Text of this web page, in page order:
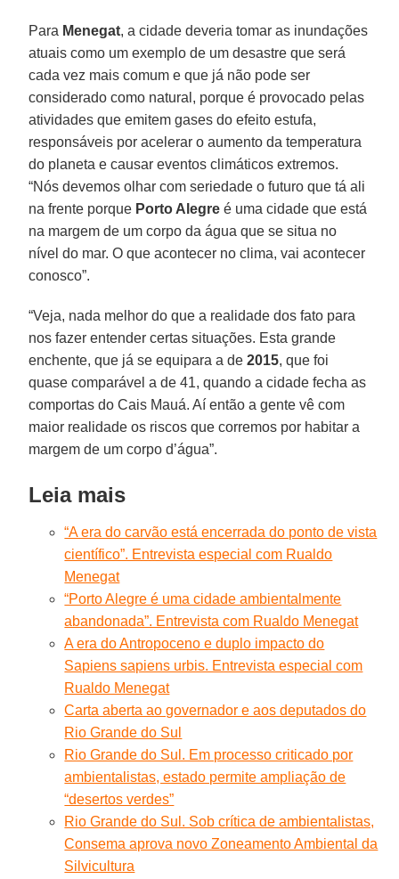
Para Menegat, a cidade deveria tomar as inundações
atuais como um exemplo de um desastre que será
cada vez mais comum e que já não pode ser
considerado como natural, porque é provocado pelas
atividades que emitem gases do efeito estufa,
responsáveis por acelerar o aumento da temperatura
do planeta e causar eventos climáticos extremos.
“Nós devemos olhar com seriedade o futuro que tá ali
na frente porque Porto Alegre é uma cidade que está
na margem de um corpo da água que se situa no
nível do mar. O que acontecer no clima, vai acontecer
conosco”.
“Veja, nada melhor do que a realidade dos fato para
nos fazer entender certas situações. Esta grande
enchente, que já se equipara a de2015, que foi
quase comparável a de 41, quando a cidade fecha as
comportas do Cais Mauá. Aí então a gente vê com
maior realidade os riscos que corremos por habitar a
margem de um corpo d’água”.
Leia mais
“A era do carvão está encerrada do ponto de vista
científico”. Entrevista especial com Rualdo
Menegat
“Porto Alegre é uma cidade ambientalmente
abandonada”. Entrevista com Rualdo Menegat
A era do Antropoceno e duplo impacto do
Sapiens sapiens urbis. Entrevista especial com
Rualdo Menegat
Carta aberta ao governador e aos deputados do
Rio Grande do Sul
Rio Grande do Sul. Em processo criticado por
ambientalistas, estado permite ampliação de
“desertos verdes”
Rio Grande do Sul. Sob crítica de ambientalistas,
Consema aprova novo Zoneamento Ambiental da
Silvicultura